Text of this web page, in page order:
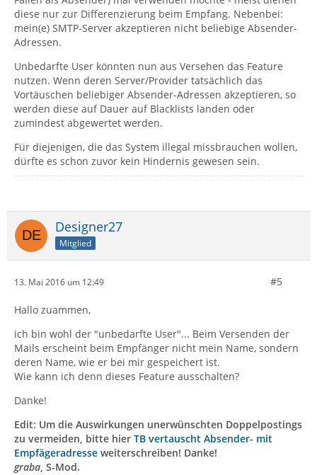
diese nur zur Differenzierung beim Empfang. Nebenbei:
mein(e) SMTP-Server akzeptieren nicht beliebige Absender-
Adressen.
Unbedarfte User könnten nun aus Versehen das Feature
nutzen. Wenn deren Server/Provider tatsächlich das
Vortäuschen beliebiger Absender-Adressen akzeptieren, so
werden diese auf Dauer auf Blacklists landen oder
zumindest abgewertet werden.
Für diejenigen, die das System illegal missbrauchen wollen,
dürfte es schon zuvor kein Hindernis gewesen sein.
Designer27
Mitglied
13. Mai 2016 um 12:49 #5
Hallo zuammen,
ich bin wohl der "unbedarfte User"... Beim Versenden der
Mails erscheint beim Empfänger nicht mein Name, sondern
deren Name, wie er bei mir gespeichert ist.
Wie kann ich denn dieses Feature ausschalten?
Danke!
Edit: Um die Auswirkungen unerwünschten Doppelpostings
zu vermeiden, bitte hier TB vertauscht Absender- mit
Empfägeradresse weiterschreiben! Danke!
graba, S-Mod.